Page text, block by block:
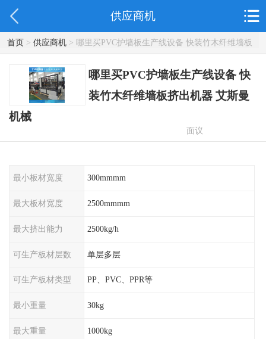
供应商机
首页> 供应商机> 哪里买PVC护墙板生产线设备 快装竹木纤维墙板
挤出机器 艾斯曼机械
哪里买PVC护墙板生产线设备 快
装竹木纤维墙板挤出机器 艾斯曼
机械
面议
最小板材宽度 300mmmm
最大板材宽度 2500mmmm
最大挤出能力 2500kg/h
可生产板材层数 单层多层
可生产板材类型 PP、PVC、PPR等
最小重量 30kg
最大重量 1000kg